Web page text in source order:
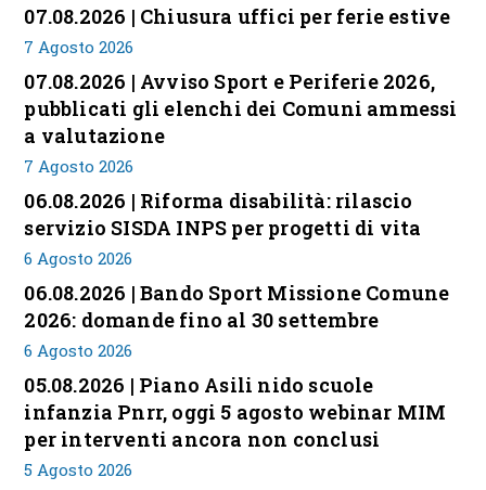
07.08.2026 | Chiusura uffici per ferie estive
7 Agosto 2026
07.08.2026 | Avviso Sport e Periferie 2026,
pubblicati gli elenchi dei Comuni ammessi
a valutazione
7 Agosto 2026
06.08.2026 | Riforma disabilità: rilascio
servizio SISDA INPS per progetti di vita
6 Agosto 2026
06.08.2026 | Bando Sport Missione Comune
2026: domande fino al 30 settembre
6 Agosto 2026
05.08.2026 | Piano Asili nido scuole
infanzia Pnrr, oggi 5 agosto webinar MIM
per interventi ancora non conclusi
5 Agosto 2026